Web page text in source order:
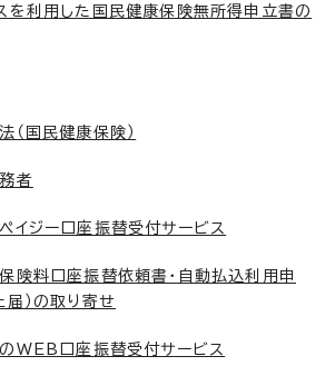
を利用した国民健康保険無所得申立書の
（国民健康保険）
者
イジー口座振替受付サービス
険料口座振替依頼書・自動払込利用申
届）の取り寄せ
WEB口座振替受付サービス